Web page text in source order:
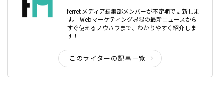
ferret メディア編集部メンバーが不定期で更新しま
す。 Webマーケティング界隈の最新ニュースから
すぐ使えるノウハウまで、わかりやすく紹介しま
す！
このライターの記事一覧